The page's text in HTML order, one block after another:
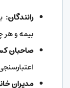
رانندگان:
بیمه و هر
صاحبان
مدیران